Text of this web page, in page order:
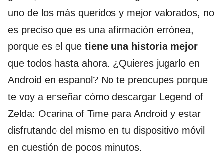
uno de los más queridos y mejor valorados, no
es preciso que es una afirmación errónea,
porque es el que tiene una historia mejor
que todos hasta ahora. ¿Quieres jugarlo en
Android en español? No te preocupes porque
te voy a enseñar cómo descargar Legend of
Zelda: Ocarina of Time para Android y estar
disfrutando del mismo en tu dispositivo móvil
en cuestión de pocos minutos.